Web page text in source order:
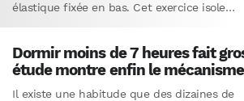
élastique fixée en bas. Cet exercice isole…
Dormir moins de 7 heures fait
étude montre enfin le
Il existe une habitude que des dizaines de